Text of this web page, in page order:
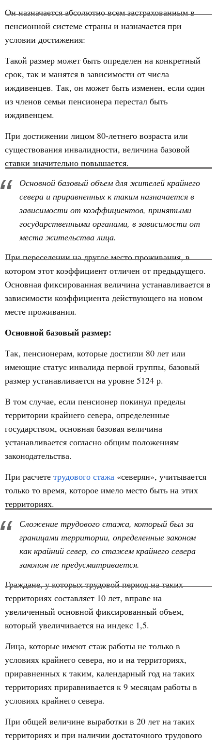
Он назначается абсолютно всем застрахованным в
пенсионной системе страны и назначается при
условии достижения:
Такой размер может быть определен на конкретный
срок, так и манятся в зависимости от числа
иждивенцев. Так, он может быть изменен, если один
из членов семьи пенсионера перестал быть
иждивенцем.
При достижении лицом 80-летнего возраста или
существования инвалидности, величина базовой
ставки значительно повышается.
Основной базовый объем для жителей крайнего
севера и приравненных к таким назначается в
зависимости от коэффициентов, принятыми
государственными органами, в зависимости от
места жительства лица.
При переселении на другое место проживания, в
котором этот коэффициент отличен от предыдущего.
Основная фиксированная величина устанавливается в
зависимости коэффициента действующего на новом
месте проживания.
Основной базовый размер:
Так, пенсионерам, которые достигли 80 лет или
имеющие статус инвалида первой группы, базовый
размер устанавливается на уровне 5124 р.
В том случае, если пенсионер покинул пределы
территории крайнего севера, определенные
государством, основная базовая величина
устанавливается согласно общим положениям
законодательства.
При расчете трудового стажа «северян», учитывается
только то время, которое имело место быть на этих
территориях.
Сложение трудового стажа, который был за
границами территории, определенные законом
как крайний север, со стажем крайнего севера
законом не предусматривается.
Граждане, у которых трудовой период на таких
территориях составляет 10 лет, вправе на
увеличенный основной фиксированный объем,
который увеличивается на индекс 1,5.
Лица, которые имеют стаж работы не только в
условиях крайнего севера, но и на территориях,
приравненных к таким, календарный год на таких
территориях приравнивается к 9 месяцам работы в
условиях крайнего севера.
При общей величине выработки в 20 лет на таких
территориях и при наличии достаточного трудового